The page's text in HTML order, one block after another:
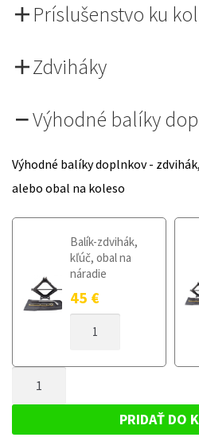
Príslušenstvo ku
Zdviháky
Výhodné balíky
Výhodné balíky doplnkov -
alebo obal na koleso
Balík-zdvihák,
kľúč, obal na
náradie
45 €
DOJAZDOVÉ
SKODA
III
OD
SKODA
PRIDAŤ DO